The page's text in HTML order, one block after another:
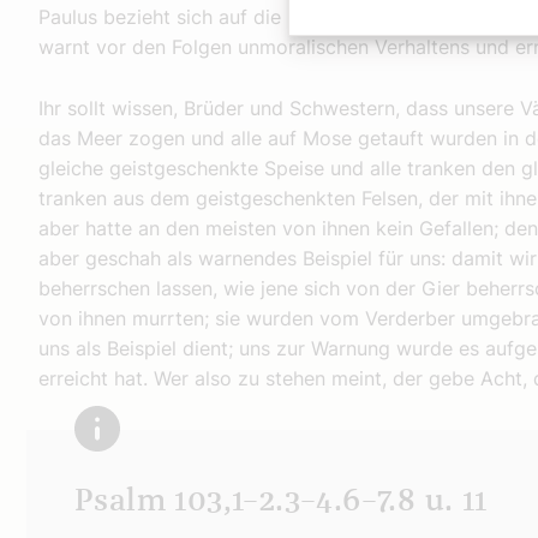
Paulus bezieht sich auf die schrecklichen Ereignisse
warnt vor den Folgen unmoralischen Verhaltens und
Ihr sollt wissen, Brüder und Schwestern, dass unsere
das Meer zogen und alle auf Mose getauft wurden in
gleiche geistgeschenkte Speise und alle tranken den
tranken aus dem geistgeschenkten Felsen, der mit
aber hatte an den meisten von ihnen kein Gefallen;
aber geschah als warnendes Beispiel für uns: damit
beherrschen lassen, wie jene sich von der Gier
von ihnen murrten; sie wurden vom Verderber
uns als Beispiel dient; uns zur Warnung wurde es
erreicht hat. Wer also zu stehen meint, der gebe Acht,
Psalm 103,1–2.3–4.6–7.8 u. 11